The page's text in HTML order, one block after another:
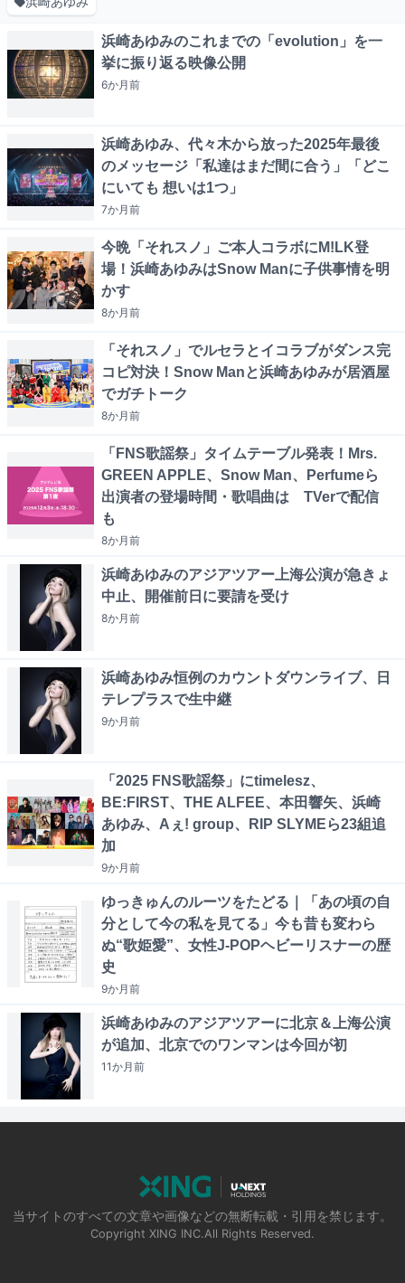
浜崎あゆみのこれまでの「evolution」を一
挙に振り返る映像公開
6か月前
浜崎あゆみ、代々木から放った2025年最後
のメッセージ「私達はまだ間に合う」「どこ
にいても 想いは1つ」
7か月前
今晩「それスノ」ご本人コラボにM!LK登
場！浜崎あゆみはSnow Manに子供事情を明
かす
8か月前
「それスノ」でルセラとイコラブがダンス完
コピ対決！Snow Manと浜崎あゆみが居酒屋
でガチトーク
8か月前
「FNS歌謡祭」タイムテーブル発表！Mrs.
GREEN APPLE、Snow Man、Perfumeら
出演者の登場時間・歌唱曲は TVerで配信
も
8か月前
浜崎あゆみのアジアツアー上海公演が急きょ
中止、開催前日に要請を受け
8か月前
浜崎あゆみ恒例のカウントダウンライブ、日
テレプラスで生中継
9か月前
「2025 FNS歌謡祭」にtimelesz、
BE:FIRST、THE ALFEE、本田響矢、浜崎
あゆみ、Aぇ! group、RIP SLYMEら23組追
加
9か月前
ゆっきゅんのルーツをたどる｜「あの頃の自
分として今の私を見てる」今も昔も変わら
ぬ“歌姫愛”、女性J-POPヘビーリスナーの歴
史
9か月前
浜崎あゆみのアジアツアーに北京＆上海公演
が追加、北京でのワンマンは今回が初
11か月前
当サイトのすべての文章や画像などの無断転載・引用を禁じます。
Copyright XING INC.All Rights Reserved.